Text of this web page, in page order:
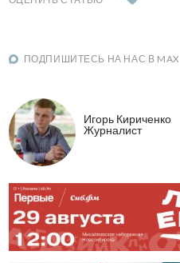
ПОДПИШИТЕСЬ НА НАС В MAX
Игорь Кириченко
Журналист